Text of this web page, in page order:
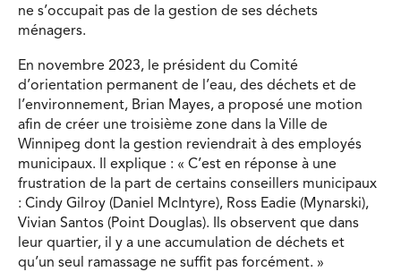
ne s’occupait pas de la gestion de ses déchets
ménagers.
En novembre 2023, le président du Comité
d’orientation permanent de l’eau, des déchets et de
l’environnement, Brian Mayes, a proposé une motion
afin de créer une troisième zone dans la Ville de
Winnipeg dont la gestion reviendrait à des employés
municipaux. Il explique : « C’est en réponse à une
frustration de la part de certains conseillers municipaux
: Cindy Gilroy (Daniel McIntyre), Ross Eadie (Mynarski),
Vivian Santos (Point Douglas). Ils observent que dans
leur quartier, il y a une accumulation de déchets et
qu’un seul ramassage ne suffit pas forcément. »